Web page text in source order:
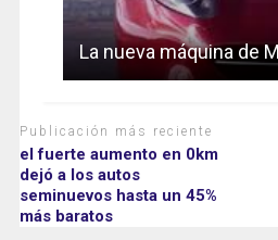
La nueva máquina de
Publicación más reciente
el fuerte aumento en 0km
dejó a los autos
seminuevos hasta un 45%
más baratos